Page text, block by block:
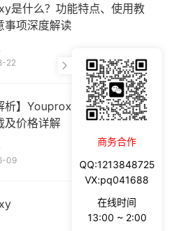
是什么？功能特点、使用教
事项深度解读
22
析】Youproxy是什么？功
及价格详解
09
商务合作
QQ:1213848725
VX:pq041688
在线时间
13:00 ~ 2:00